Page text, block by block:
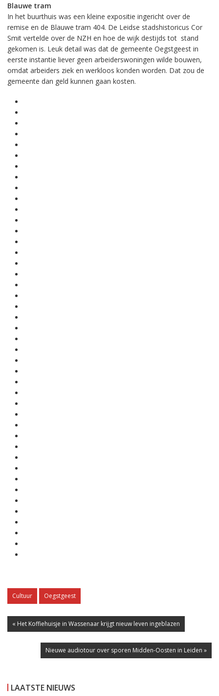
Blauwe tram
In het buurthuis was een kleine expositie ingericht over de
remise en de Blauwe tram 404. De Leidse stadshistoricus Cor
Smit vertelde over de NZH en hoe de wijk destijds tot stand
gekomen is. Leuk detail was dat de gemeente Oegstgeest in
eerste instantie liever geen arbeiderswoningen wilde bouwen,
omdat arbeiders ziek en werkloos konden worden. Dat zou de
gemeente dan geld kunnen gaan kosten.
Cultuur Oegstgeest
« Het Koffiehuisje in Wassenaar krijgt nieuw leven ingeblazen
Nieuwe audiotour over sporen Midden-Oosten in Leiden »
LAATSTE NIEUWS